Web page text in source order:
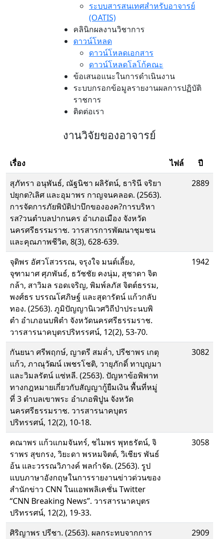
ระบบสารสนเทศสำหรับอาจารย์
(OATIS)
คลินิกผลงานวิชาการ
ดาวน์โหลด
ดาวน์โหลดเอกสาร
ดาวน์โหลดโลโก้คณะ
ข้อเสนอแนะในการดำเนินงาน
ระบบกรอกข้อมูลรายงานผลการปฏิบัติ
ราชการ
ติดต่อเรา
งานวิจัยของอาจารย์
เรื่อง ไฟล์
ปี
สุภัทรา อนุพันธ์, ณัฐนิชา ผลิรัตน์, ธารินี จริยา
ปยุกต?เลิศ และอุมาพร กาญจนคลอด. (2563).
การจัดการภัยพิบัติปาบึกขององค?การบริหา
รส?วนตําบลปากนคร อําเภอเมือง จังหวัด
นครศรีธรรมราช. วารสารการพัฒนาชุมชน
และคุณภาพชีวิต, 8(3), 628-639.
2889
จุติพร อัศวโสวรรณ, จรุงใจ มนต์เลี้ยง,
จุฑามาศ ศุภพันธ์, ธวัชชัย คงนุ่ม, สุชาดา จิต
กล้า, สาวิมล รอดเจริญ, พิมพ์ลภัส จิตต์ธรรม,
พงศ์ธร บรรณโศภิษฐ์ และสุดารัตน์ แก้วกลับ
ทอง. (2563). ภูมิปัญญานิเวศวิถีป่าประนบพิ
ตำ อำเภอนบพิตำ จังหวัดนครศรีธรรมราช.
วารสารนาคบุตรปริทรรศน์, 12(2), 53-70.
1942
กันยนา ศรีพฤกษ์, ญาตรี สมล่ำ, ปรีชาพร เกตุ
แก้ว, ภาณุวัฒน์ เพชรโชติ, วายุภักดิ์ ทาบุญมา
และวิมลรัตน์ แซ่หลี. (2563). ปัญหาข้อพิพาท
ทางกฎหมายเกี่ยวกับสัญญากู้ยืมเงิน พื้นที่หมู่
ที่ 3 ตำบลเขาพระ อำเภอพิปูน จังหวัด
นครศรีธรรมราช. วารสารนาคบุตร
ปริทรรศน์, 12(2), 10-18.
3082
คณาพร แก้วแกมจันทร์, ชไมพร พุทธรัตน์, จิ
ราพร สุขกรง, วิยะดา พรหมจิตต์, วิเชียร พันธ์
อ้น และวรรณวิภางค์ พลกำจัด. (2563). รูป
แบบภาษาอังกฤษในการรายงานข่าวด่วนของ
สำนักข่าว CNN ในแอพพลิเคชั่น Twitter
“CNN Breaking News”. วารสารนาคบุตร
ปริทรรศน์, 12(2), 19-33.
3058
ศิริญาพร ปรีชา. (2563). ผลกระทบจากการ 2909